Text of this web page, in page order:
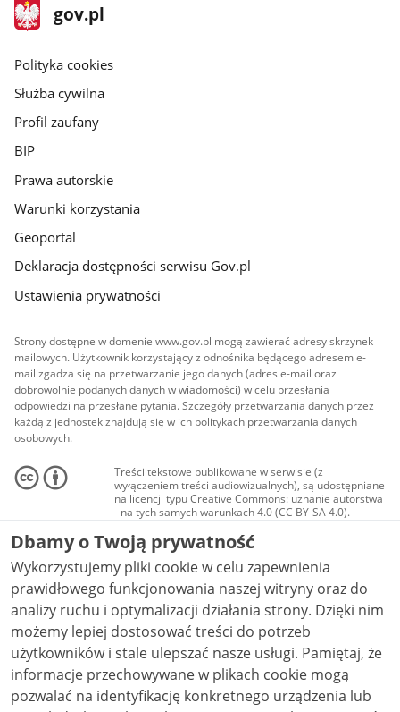
stopka
gov.pl
Strona
gov.pl
gov.pl
Polityka cookies
Służba cywilna
Profil zaufany
BIP
Prawa autorskie
Warunki korzystania
Geoportal
Deklaracja dostępności serwisu Gov.pl
Ustawienia prywatności
Strony dostępne w domenie www.gov.pl mogą zawierać adresy skrzynek
mailowych. Użytkownik korzystający z odnośnika będącego adresem e-
mail zgadza się na przetwarzanie jego danych (adres e-mail oraz
dobrowolnie podanych danych w wiadomości) w celu przesłania
odpowiedzi na przesłane pytania. Szczegóły przetwarzania danych przez
każdą z jednostek znajdują się w ich politykach przetwarzania danych
osobowych.
Treści tekstowe publikowane w serwisie (z
wyłączeniem treści audiowizualnych), są udostępniane
na licencji typu Creative Commons: uznanie autorstwa
- na tych samych warunkach 4.0 (CC BY-SA 4.0).
Materiały audiowizualne, w tym zdjęcia, materiały
audio i wideo, są udostępniane na licencji typu
Creative Commons: uznanie autorstwa użycie
niekomercyjne - bez utworów zależnych 4.0 (CC BY-
NC-ND 4.0), o ile nie jest to stwierdzone inaczej.
Dbamy o Twoją prywatność
Wykorzystujemy pliki cookie w celu zapewnienia
prawidłowego funkcjonowania naszej witryny oraz do
analizy ruchu i optymalizacji działania strony. Dzięki nim
możemy lepiej dostosować treści do potrzeb
użytkowników i stale ulepszać nasze usługi. Pamiętaj, że
informacje przechowywane w plikach cookie mogą
pozwalać na identyfikację konkretnego urządzenia lub